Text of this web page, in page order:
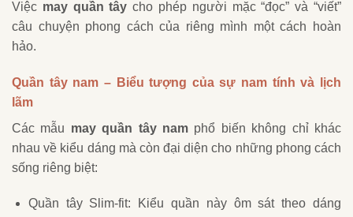
Việc may quần tây cho phép người mặc “đọc” và “viết”
câu chuyện phong cách của riêng mình một cách hoàn
hảo.
Quần tây nam – Biểu tượng của sự nam tính và lịch
lãm
Các mẫu may quần tây nam phổ biến không chỉ khác
nhau về kiểu dáng mà còn đại diện cho những phong cách
sống riêng biệt:
Quần tây Slim-fit: Kiểu quần này ôm sát theo dáng